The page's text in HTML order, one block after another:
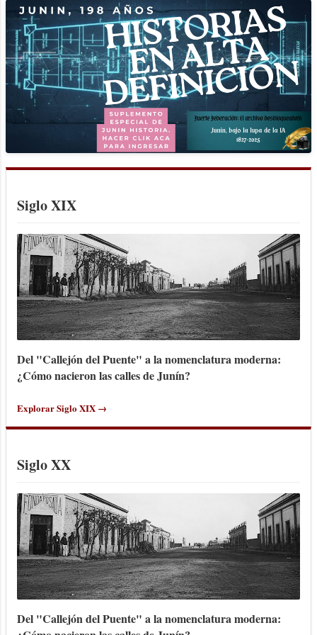
tropa y por la misma razón el vecindario
no tendrá los aumentos que debía: esta
medida es de preferencia". Razón de
sobra tenía el comandante García al
referirse al progreso del fuerte. En efecto,
la situación de la tropa y la del vecindario
se tornaba cada vez más crítica, en
especial la de la primera que se hallaba
semidesnuda según lo hacía notar el jefe
del regimiento 4 de Campaña por medio
Siglo XIX
Del "Callejón del Puente" a la nomenclatura moderna:
¿Cómo nacieron las calles de Junín?
Explorar Siglo XIX →
Siglo XX
Del "Callejón del Puente" a la nomenclatura moderna: